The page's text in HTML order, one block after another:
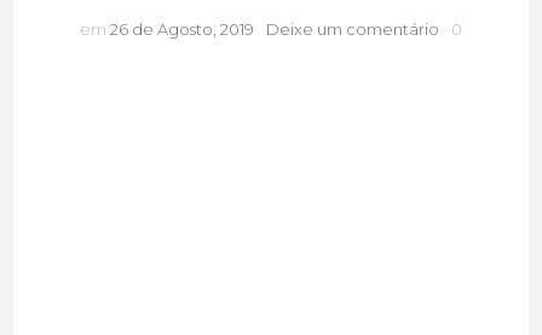
em 26 de Agosto, 2019 Deixe um comentário As0